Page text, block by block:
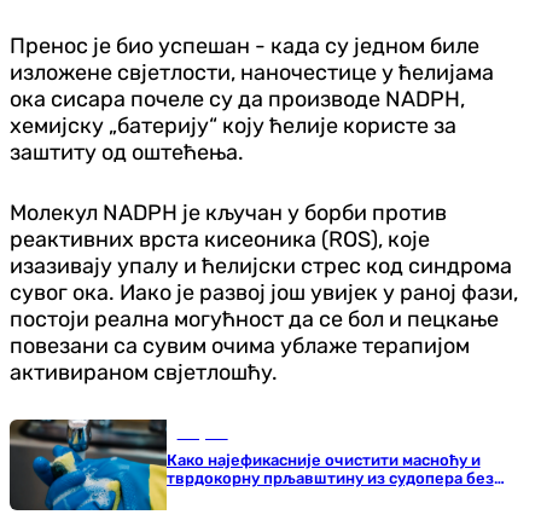
Пренос је био успешан - када су једном биле
изложене свјетлости, наночестице у ћелијама
ока сисара почеле су да производе NADPH,
хемијску „батерију“ коју ћелије користе за
заштиту од оштећења.
Молекул NADPH је кључан у борби против
реактивних врста кисеоника (ROS), које
изазивају упалу и ћелијски стрес код синдрома
сувог ока. Иако је развој још увијек у раној фази,
постоји реална могућност да се бол и пецкање
повезани са сувим очима ублаже терапијом
активираном свјетлошћу.
Како најефикасније очистити масноћу и
тврдокорну прљавштину из судопера без
јаких хемикалија